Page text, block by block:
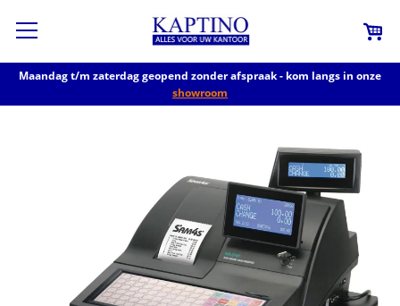
Maandag t/m zaterdag geopend zonder afspraak - kom langs in onze
showroom